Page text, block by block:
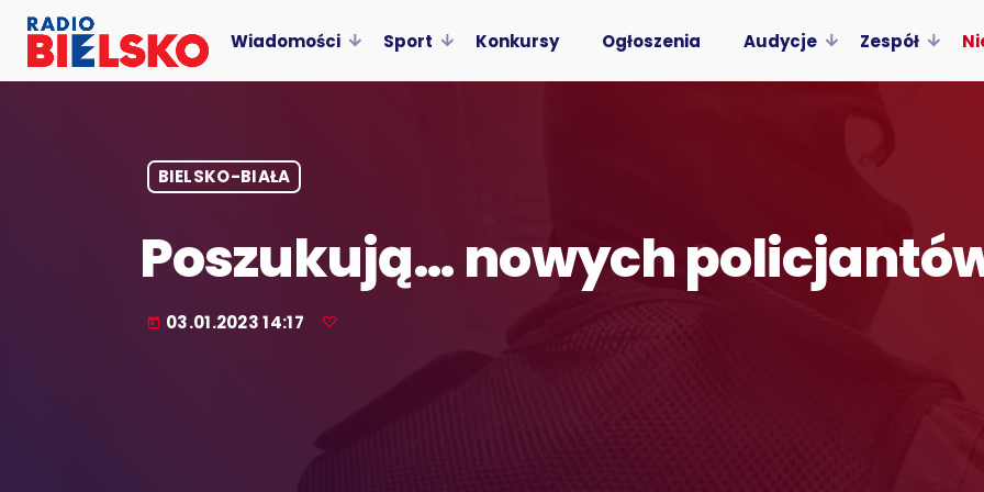
Wiadomości Sport Konkursy Ogłoszenia Audycje Zespół
BIELSKO-BIAŁA
Poszukują… nowych
today 03.01.2023 14:17